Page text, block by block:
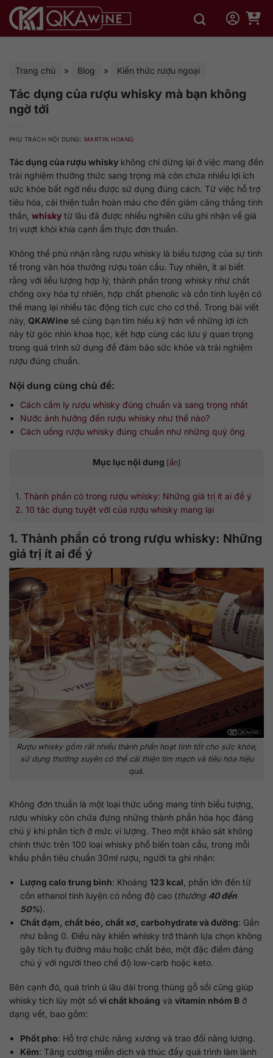
qua
Trang chủ » Blog » Kiến thức rượu ngoại
Tác dụng của rượu whisky mà bạn không
ngờ tới
PHỤ TRÁCH NỘI DUNG: MARTIN HOANG
Tác dụng của rượu whisky không chỉ dừng lại ở việc mang đến
trải nghiệm thưởng thức sang trọng mà còn chứa nhiều lợi ích
sức khỏe bất ngờ nếu được sử dụng đúng cách. Từ việc hỗ trợ
tiêu hóa, cải thiện tuần hoàn máu cho đến giảm căng thẳng tinh
thần, whisky từ lâu đã được nhiều nghiên cứu ghi nhận về giá
trị vượt khỏi khía cạnh ẩm thực đơn thuần.
Không thể phủ nhận rằng rượu whisky là biểu tượng của sự tinh
tế trong văn hóa thưởng rượu toàn cầu. Tuy nhiên, ít ai biết
rằng với liều lượng hợp lý, thành phần trong whisky như chất
chống oxy hóa tự nhiên, hợp chất phenolic và cồn tinh luyện có
thể mang lại nhiều tác động tích cực cho cơ thể. Trong bài viết
này, QKAWine sẽ cùng bạn tìm hiểu kỹ hơn về những lợi ích
này từ góc nhìn khoa học, kết hợp cùng các lưu ý quan trọng
trong quá trình sử dụng để đảm bảo sức khỏe và trải nghiệm
rượu đúng chuẩn.
Nội dung cùng chủ đề:
Cách cầm ly rượu whisky đúng chuẩn và sang trọng nhất
Nước ảnh hưởng đến rượu whisky như thế nào?
Cách uống rượu whisky đúng chuẩn như những quý ông
Mục lục nội dung [ẩn]
1. Thành phần có trong rượu whisky: Những giá trị ít ai để ý
2. 10 tác dụng tuyệt vời của rượu whisky mang lại
1. Thành phần có trong rượu whisky: Những
giá trị ít ai để ý
Rượu whisky gồm rất nhiều thành phần hoạt tính tốt cho sức khỏe,
sử dụng thường xuyên có thể cải thiện tim mạch và tiêu hóa hiệu
quả.
Không đơn thuần là một loại thức uống mang tính biểu tượng,
rượu whisky còn chứa đựng những thành phần hóa học đáng
chú ý khi phân tích ở mức vi lượng. Theo một khảo sát không
chính thức trên 100 loại whisky phổ biến toàn cầu, trong mỗi
khẩu phần tiêu chuẩn 30ml rượu, người ta ghi nhận:
Lượng calo trung bình: Khoảng123 kcal , phần lớn đến từ
cồn ethanol tinh luyện có nồng độ cao (thường 40 đến
50%).
Chất đạm, chất béo, chất xơ, carbohydrate và đường: Gần
như bằng 0. Điều này khiến whisky trở thành lựa chọn không
gây tích tụ đường máu hoặc chất béo, một đặc điểm đáng
chú ý với người theo chế độ low-carb hoặc keto.
Bên cạnh đó, quá trình ủ lâu dài trong thùng gỗ sồi cũng giúp
whisky tích lũy một số vi chất khoáng và vitamin nhóm B ở
dạng vết, bao gồm:
Phốt pho: Hỗ trợ chức năng xương và trao đổi năng lượng.
Kẽm: Tăng cường miễn dịch và thúc đẩy quá trình làm lành